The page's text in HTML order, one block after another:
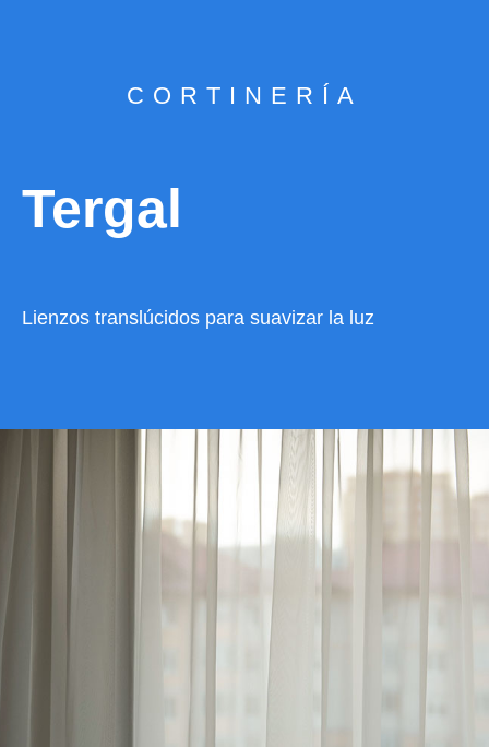
CORTINERÍA
Tergal
Lienzos translúcidos para suavizar la luz
VER CATÁLOGO